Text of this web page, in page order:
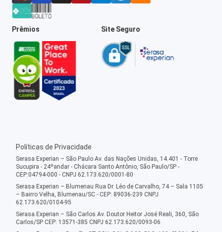
Prêmios Site Seguro
Políticas de Privacidade
Serasa Experian – São Paulo Av. das Nações Unidas, 14.401 - Torre
Sucupira - 24ºandar - Chácara Santo Antônio, São Paulo/SP -
CEP:04794-000 - CNPJ 62.173.620/0001-80
Serasa Experian – Blumenau Rua Dr. Léo de Carvalho, 74 – Sala 1105
– Bairro Velha, Blumenau/SC - CEP: 89036-239 CNPJ
62.173.620/0104-95
Serasa Experian – São Carlos Av. Doutor Heitor José Reali, 360, São
Carlos/SP CEP: 13571-385 CNPJ 62.173.620/0093-06